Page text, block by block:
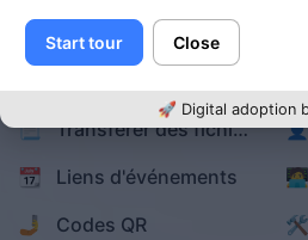
📃 Transférer des fichiers
📆 Liens d'événements
🤳 Codes QR
🛠️
Start tour Close
🚀 Digital adoption